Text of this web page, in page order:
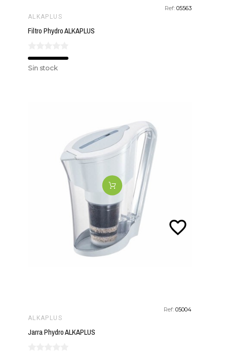
Ref:05563
ALKAPLUS
Filtro Phydro ALKAPLUS
Sin stock
Ref:05004
ALKAPLUS
Jarra Phydro ALKAPLUS
favorite_border